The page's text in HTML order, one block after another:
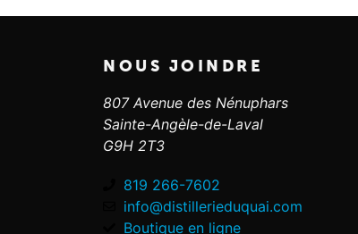
NOUS JOINDRE
807 Avenue des Nénuphars
Sainte-Angèle-de-Laval
G9H 2T3
819 266-7602
info@distillerieduquai.com
Boutique en ligne